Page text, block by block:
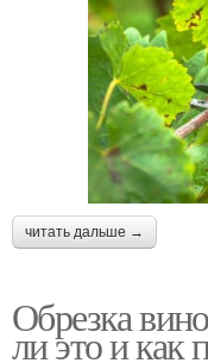
читать дальше →
Обрезка
ли это и как